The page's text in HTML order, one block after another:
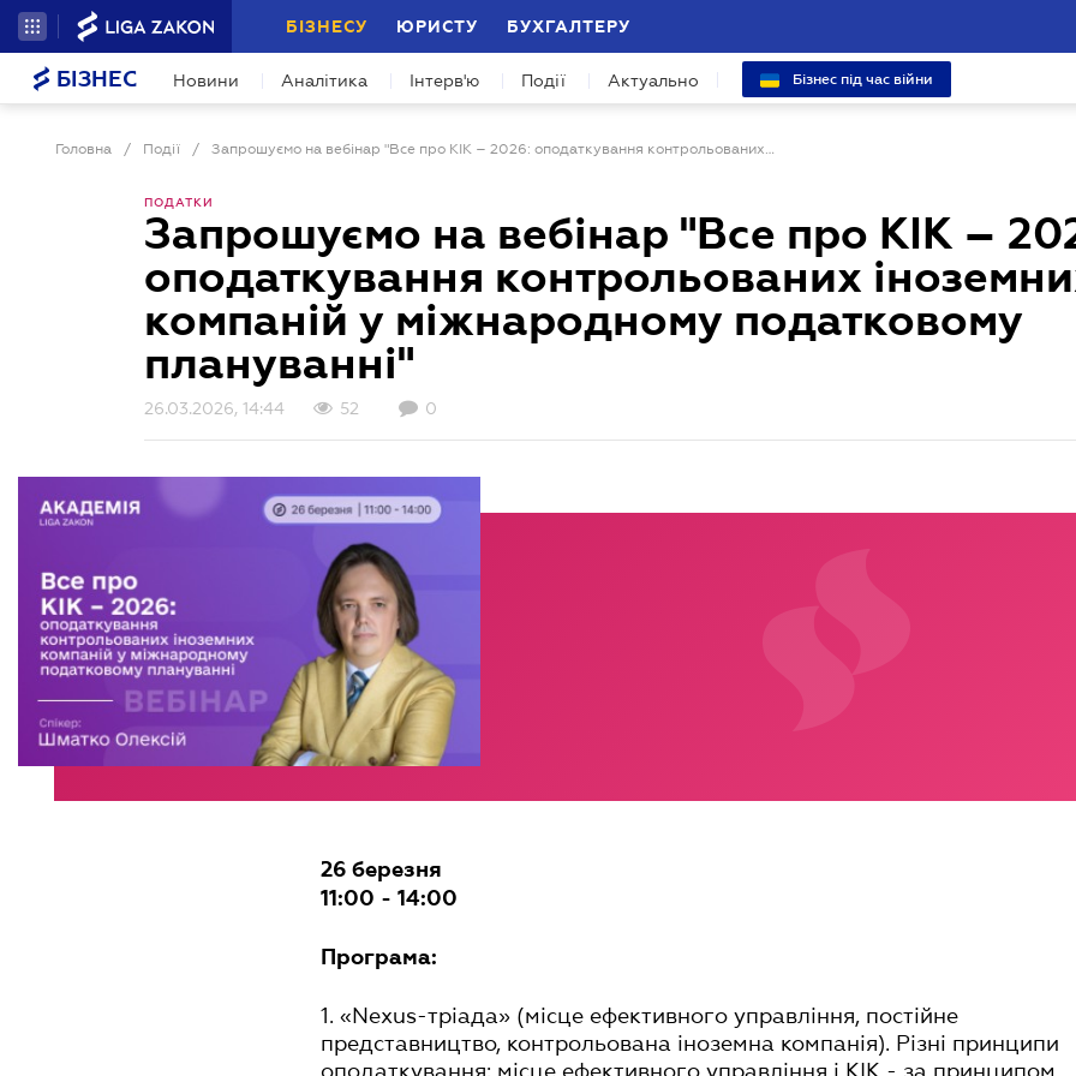
БІЗНЕСУ ЮРИСТУ БУХГАЛТЕРУ
БІЗНЕС Новини Аналітика Інтерв'ю Події Актуально Бізнес під час війни
Головна / Події / Запрошуємо на вебінар "Все про КІК – 2026: оподаткування контрольованих іноземних компаній у міжнародному податковому плануванні"
ПОДАТКИ
Запрошуємо на вебінар "Все про КІК –
оподаткування контрольованих
компаній у міжнародному податковому
плануванні"
26.03.2026, 14:44 52 0
26 березня
11:00 - 14:00
Програма:
1. «Nexus-тріада» (місце ефективного управління, постійне
представництво, контрольована іноземна компанія). Різні принципи
оподаткування: місце ефективного управління і КІК - за принципом